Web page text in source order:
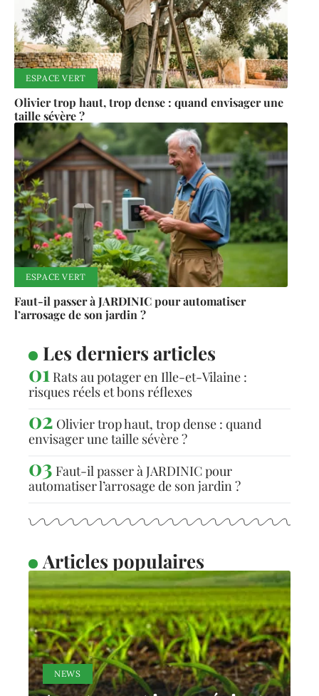
ESPACE VERT
Olivier trop haut, trop dense : quand envisager une
taille sévère ?
ESPACE VERT
Faut-il passer à JARDINIC pour automatiser
l’arrosage de son jardin ?
Les derniers articles
Rats au potager en Ille-et-Vilaine :
risques réels et bons réflexes
Olivier trop haut, trop dense : quand
envisager une taille sévère ?
Faut-il passer à JARDINIC pour
automatiser l’arrosage de son jardin ?
Articles populaires
NEWS